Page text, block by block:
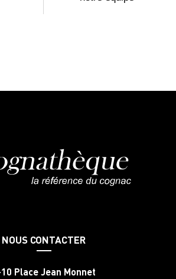
NOUS CONTACTER
Place Jean Monnet